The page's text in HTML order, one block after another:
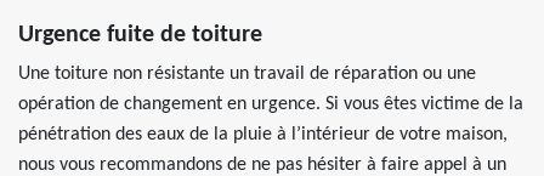
Urgence fuite de toiture
Une toiture non résistante un travail de réparation ou une
opération de changement en urgence. Si vous êtes victime de la
pénétration des eaux de la pluie à l’intérieur de votre maison,
nous vous recommandons de ne pas hésiter à faire appel à un